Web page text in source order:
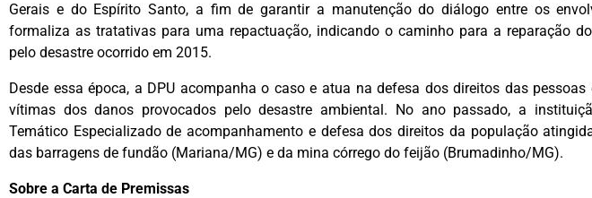
Gerais e do Espírito Santo, a fim de garantir a manutenção do diálogo entre os
formaliza as tratativas para uma repactuação, indicando o caminho para a reparação
pelo desastre ocorrido em 2015.
Desde essa época, a DPU acompanha o caso e atua na defesa dos direitos das pessoas
vítimas dos danos provocados pelo desastre ambiental. No ano passado, a
Temático Especializado de acompanhamento e defesa dos direitos da população
das barragens de fundão (Mariana/MG) e da mina córrego do feijão (Brumadinho/MG).
Sobre a Carta de Premissas